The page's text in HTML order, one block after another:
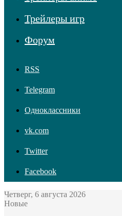
Трейлеры игр
Форум
RSS
Telegram
Одноклассники
vk.com
Twitter
Facebook
Четверг, 6 августа 2026
Новые